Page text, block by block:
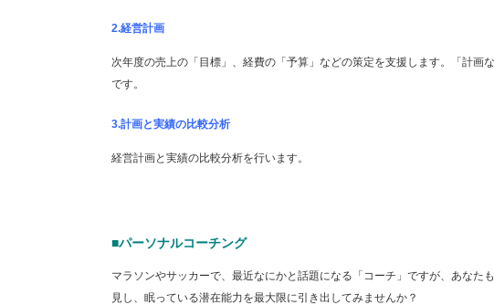
2.経営計画
次年度の売上の「目標」、経費の「予算」などの策定を支援します。「計
です。
3.計画と実績の比較分析
経営計画と実績の比較分析を行います。
■パーソナルコーチング
マラソンやサッカーで、最近なにかと話題になる「コーチ」ですが、あなた
見し、眠っている潜在能力を最大限に引き出してみませんか？